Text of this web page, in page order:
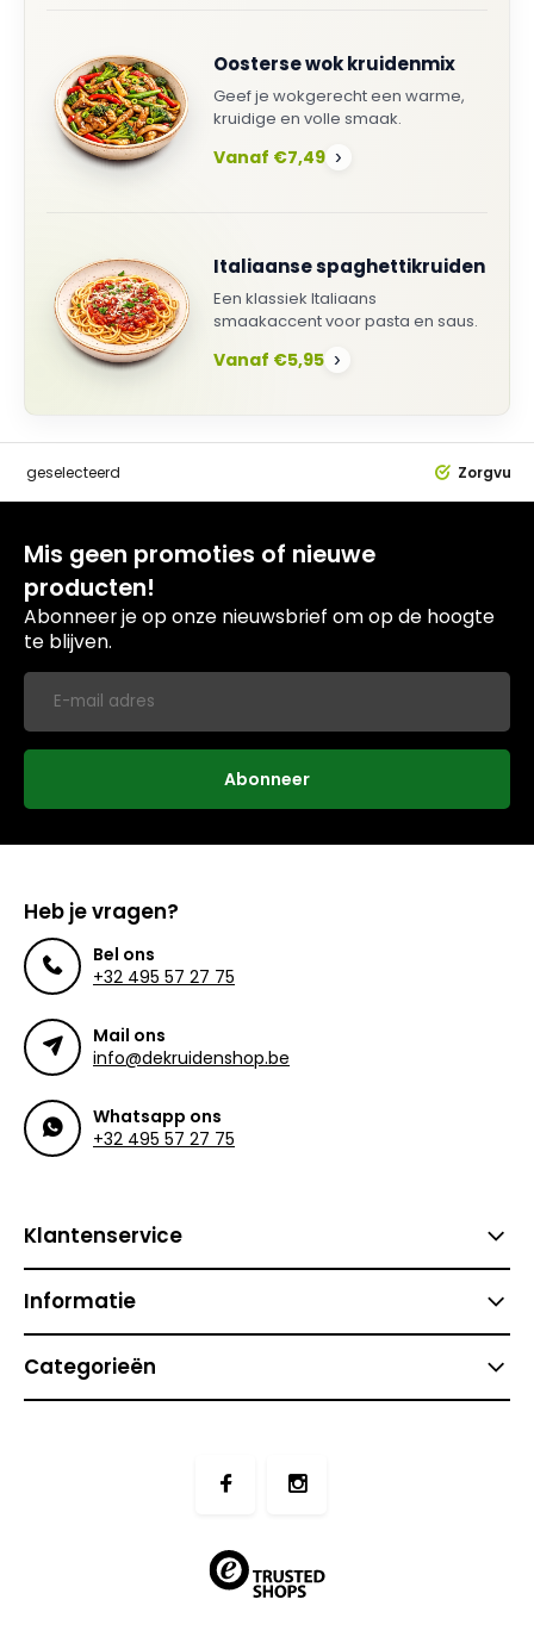
Oosterse wok kruidenmix
Geef je wokgerecht een warme,
kruidige en volle smaak.
Vanaf €7,49 ›
Italiaanse spaghettikruiden
Een klassiek Italiaans
smaakaccent voor pasta en saus.
Vanaf €5,95 ›
geselecteerd
Mis geen promoties of nieuwe
producten!
Abonneer je op onze nieuwsbrief om op de hoogte
te blijven.
Abonneer
Heb je vragen?
Bel ons
+32 495 57 27 75
Mail ons
info@dekruidenshop.be
Whatsapp ons
+32 495 57 27 75
Klantenservice
Informatie
Categorieën